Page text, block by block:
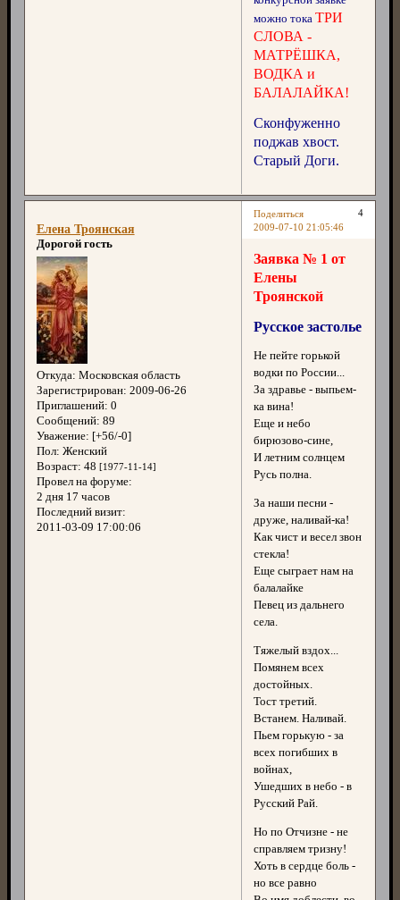
можно тока ТРИ
СЛОВА -
МАТРЁШКА,
ВОДКА и
БАЛАЛАЙКА!
Сконфуженно
поджав хвост.
Старый Доги.
Поделиться
4
2009-07-10 21:05:46
Елена Троянская
Дорогой гость
Откуда: Московская область
Зарегистрирован: 2009-06-26
Приглашений: 0
Сообщений: 89
Уважение: [+56/-0]
Пол: Женский
Возраст: 48 [1977-11-14]
Провел на форуме:
2 дня 17 часов
Последний визит:
2011-03-09 17:00:06
Заявка № 1 от
Елены
Троянской
Русское застолье
Не пейте горькой
водки по России...
За здравье - выпьем-
ка вина!
Еще и небо
бирюзово-сине,
И летним солнцем
Русь полна.
За наши песни -
друже, наливай-ка!
Как чист и весел звон
стекла!
Еще сыграет нам на
балалайке
Певец из дальнего
села.
Тяжелый вздох...
Помянем всех
достойных.
Тост третий.
Встанем. Наливай.
Пьем горькую - за
всех погибших в
войнах,
Ушедших в небо - в
Русский Рай.
Но по Отчизне - не
справляем тризну!
Хоть в сердце боль -
но все равно